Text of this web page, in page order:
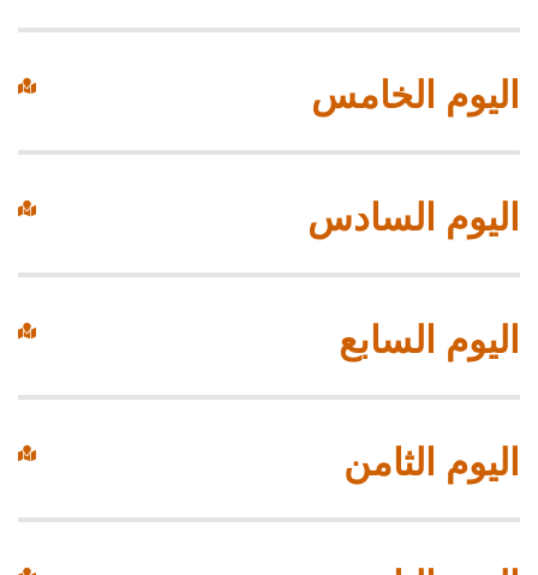
اليوم الخامس
اليوم السادس
اليوم السابع
اليوم الثامن